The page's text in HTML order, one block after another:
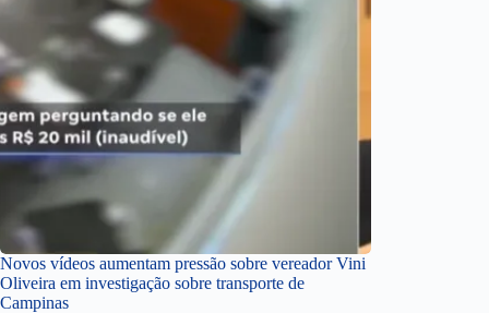
Novos vídeos aumentam pressão sobre vereador Vini
Oliveira em investigação sobre transporte de
Campinas